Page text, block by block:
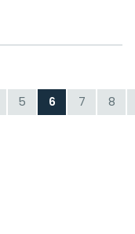
5 6 7 8